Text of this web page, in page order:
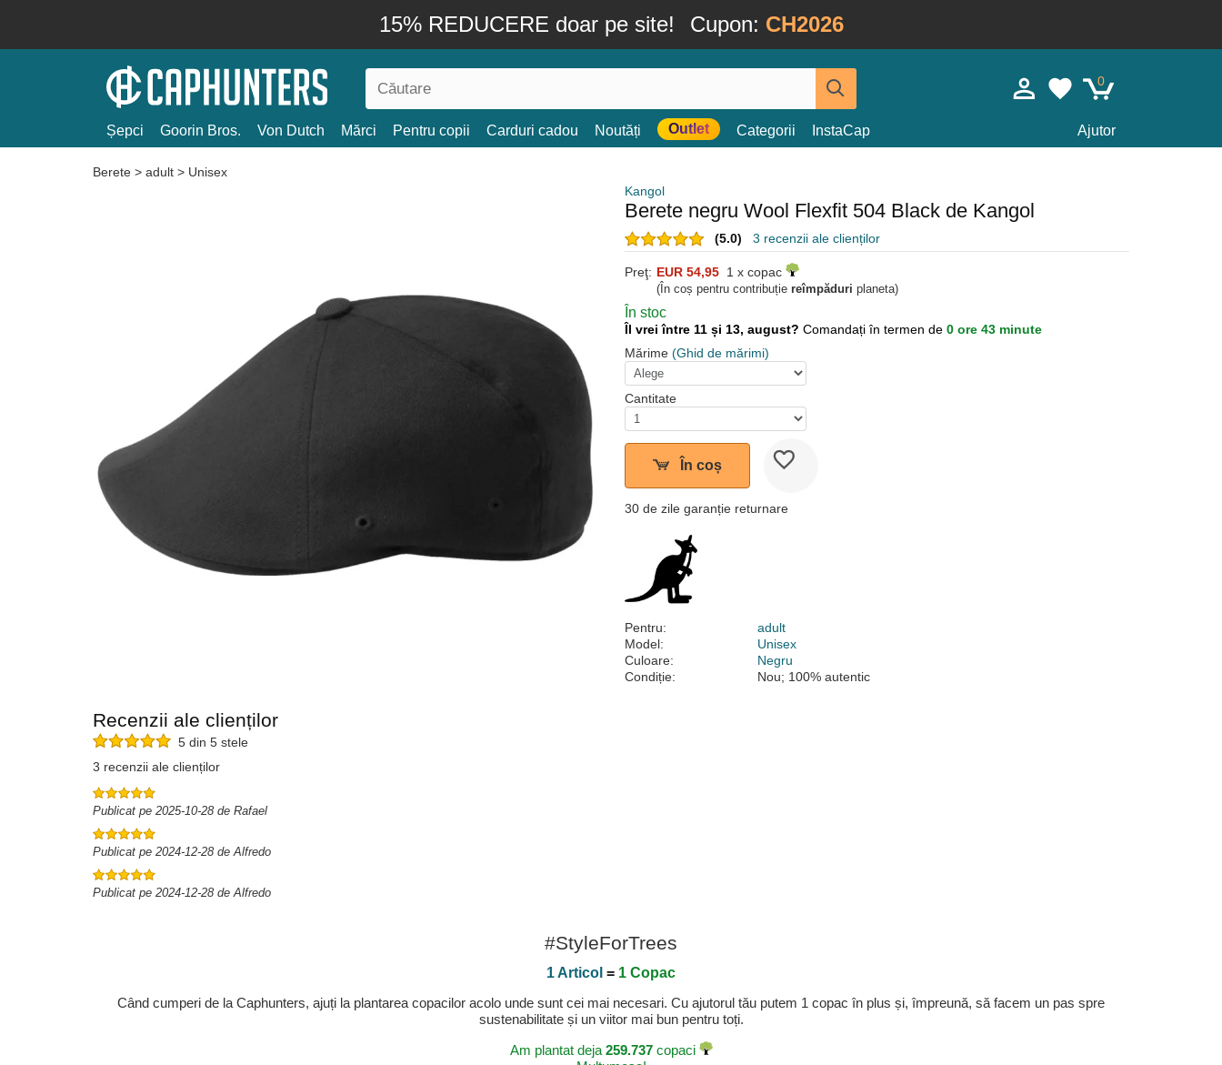
15% REDUCERE doar pe site! Cupon: CH2026
0
Șepci Goorin Bros. Von Dutch Mărci Pentru copii Carduri cadou Noutăți Outlet Categorii InstaCap Ajutor
Berete > adult > Unisex
Kangol
Berete negru Wool Flexfit 504 Black de Kangol
(5.0) 3 recenzii ale clienților
Preţ: EUR 54,95 1 x copac
(În coș pentru contribuție reîmpăduri planeta)
În stoc
Îl vrei între 11 și 13, august? Comandați în termen de 0 ore 43 minute
Mărime (Ghid de mărimi)
Cantitate
În coș
30 de zile garanție returnare
Pentru:
adult
Model:
Unisex
Culoare:
Negru
Condiție:
Nou; 100% autentic
Recenzii ale clienților
5 din 5 stele
3 recenzii ale clienților
Publicat pe 2025-10-28 de Rafael
Publicat pe 2024-12-28 de Alfredo
Publicat pe 2024-12-28 de Alfredo
#StyleForTrees
1 Articol = 1 Copac
Când cumperi de la Caphunters, ajuți la plantarea copacilor acolo unde sunt cei mai necesari. Cu ajutorul tău putem 1 copac în plus și, împreună, să facem un pas spre
sustenabilitate și un viitor mai bun pentru toți.
Am plantat deja 259.737copaci